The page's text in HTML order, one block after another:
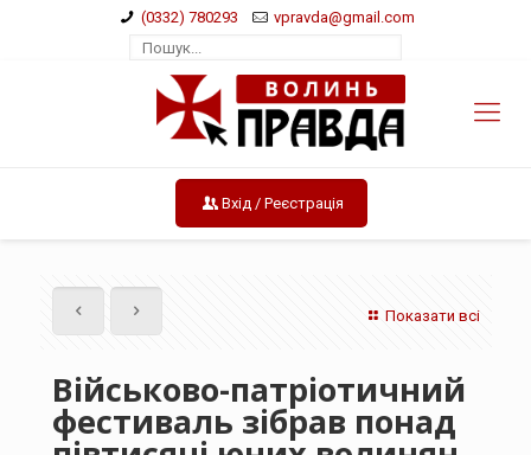
(0332) 780293 vpravda@gmail.com
Вхід / Реєстрація
Показати всі
Військово-патріотичний
фестиваль зібрав понад